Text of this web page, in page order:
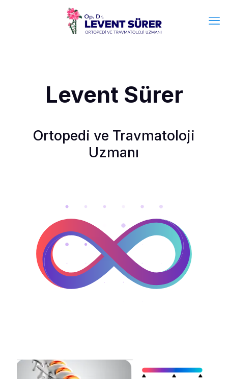
Levent Sürer
Ortopedi ve Travmatoloji
Uzmanı